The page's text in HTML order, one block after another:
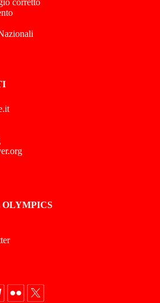
corretto
OLYMPICS